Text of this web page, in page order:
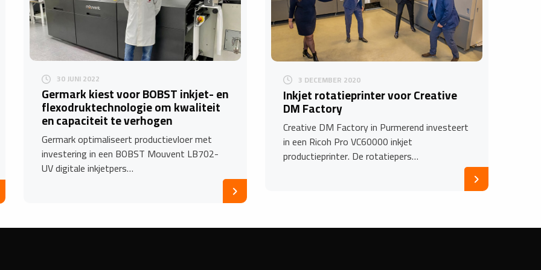
30 JUNI 2022
Germark kiest voor BOBST inkjet- en
flexodruktechnologie om kwaliteit
en capaciteit te verhogen
Germark optimaliseert productievloer met
investering in een BOBST Mouvent LB702-
UV digitale inkjetpers…
3 DECEMBER 2020
Inkjet rotatieprinter voor Creative
DM Factory
Creative DM Factory in Purmerend investeert
in een Ricoh Pro VC60000 inkjet
productieprinter. De rotatiepers…